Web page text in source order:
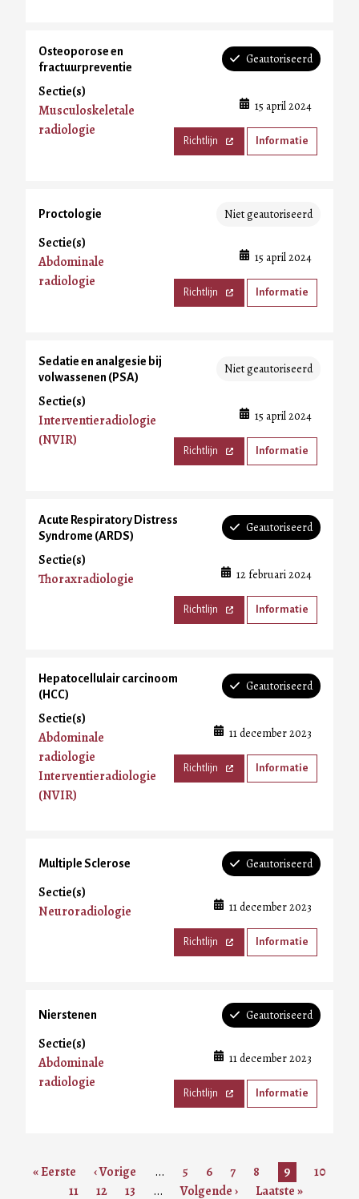
Osteoporose en
fractuurpreventie
Geautoriseerd
Sectie(s)
Musculoskeletale
radiologie
15 april 2024
Richtlijn Informatie
Proctologie Niet geautoriseerd
Sectie(s)
Abdominale
radiologie
15 april 2024
Richtlijn Informatie
Sedatie en analgesie bij
volwassenen (PSA)
Niet geautoriseerd
Sectie(s)
Interventieradiologie
(NVIR)
15 april 2024
Richtlijn Informatie
Acute Respiratory Distress
Syndrome (ARDS)
Geautoriseerd
Sectie(s)
Thoraxradiologie
12 februari 2024
Richtlijn Informatie
Hepatocellulair carcinoom
(HCC)
Geautoriseerd
Sectie(s)
Abdominale
radiologie
Interventieradiologie
(NVIR)
11 december 2023
Richtlijn Informatie
Multiple Sclerose Geautoriseerd
Sectie(s)
Neuroradiologie
11 december 2023
Richtlijn Informatie
Nierstenen Geautoriseerd
Sectie(s)
Abdominale
radiologie
11 december 2023
Richtlijn Informatie
Eerste
pagina
« Eerste
Vorige
pagina
‹ Vorige …
P:
Admin
5
P:
Admin
6
P:
Admin
7
P:
Admin
8
Huidige
pagina
9
P:
10
P:
11 P:
12 P:
13 … Volgende
Volgende › Laatste
Laatste »